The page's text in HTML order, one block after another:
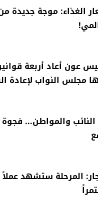
الغذاء: موجة جديدة من
عون أعاد أربعة
مجلس النواب لإعادة
والمواطن... فجوة
المرحلة ستشهد عملاً